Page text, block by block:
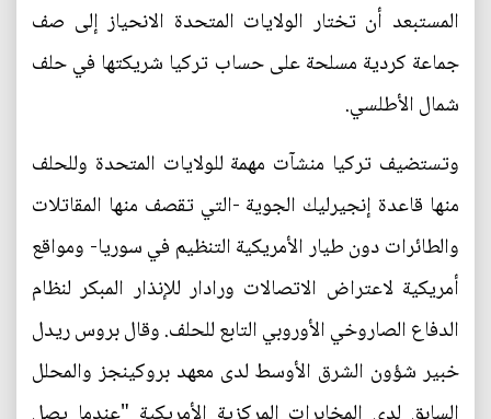
المستبعد أن تختار الولايات المتحدة الانحياز إلى صف
جماعة كردية مسلحة على حساب تركيا شريكتها في حلف
شمال الأطلسي.
وتستضيف تركيا منشآت مهمة للولايات المتحدة وللحلف
منها قاعدة إنجيرليك الجوية -التي تقصف منها المقاتلات
والطائرات دون طيار الأمريكية التنظيم في سوريا- ومواقع
أمريكية لاعتراض الاتصالات ورادار للإنذار المبكر لنظام
الدفاع الصاروخي الأوروبي التابع للحلف. وقال بروس ريدل
خبير شؤون الشرق الأوسط لدى معهد بروكينجز والمحلل